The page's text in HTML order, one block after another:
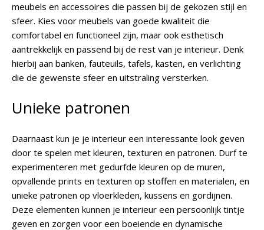
meubels en accessoires die passen bij de gekozen stijl en
sfeer. Kies voor meubels van goede kwaliteit die
comfortabel en functioneel zijn, maar ook esthetisch
aantrekkelijk en passend bij de rest van je interieur. Denk
hierbij aan banken, fauteuils, tafels, kasten, en verlichting
die de gewenste sfeer en uitstraling versterken.
Unieke patronen
Daarnaast kun je je interieur een interessante look geven
door te spelen met kleuren, texturen en patronen. Durf te
experimenteren met gedurfde kleuren op de muren,
opvallende prints en texturen op stoffen en materialen, en
unieke patronen op vloerkleden, kussens en gordijnen.
Deze elementen kunnen je interieur een persoonlijk tintje
geven en zorgen voor een boeiende en dynamische